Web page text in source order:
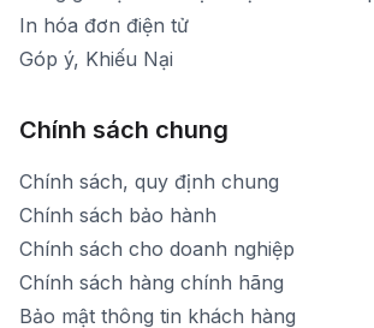
In hóa đơn điện tử
Góp ý, Khiếu Nại
Chính sách chung
Chính sách, quy định chung
Chính sách bảo hành
Chính sách cho doanh nghiệp
Chính sách hàng chính hãng
Bảo mật thông tin khách hàng